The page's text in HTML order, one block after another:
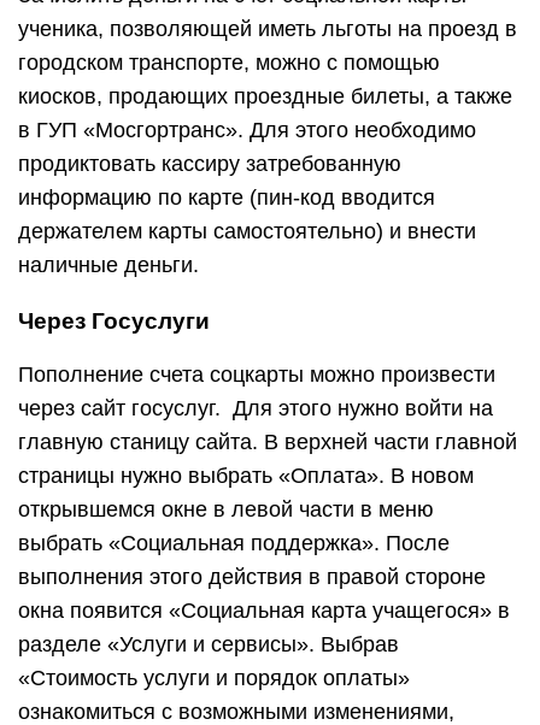
ученика, позволяющей иметь льготы на проезд в
городском транспорте, можно с помощью
киосков, продающих проездные билеты, а также
в ГУП «Мосгортранс». Для этого необходимо
продиктовать кассиру затребованную
информацию по карте (пин-код вводится
держателем карты самостоятельно) и внести
наличные деньги.
Через Госуслуги
Пополнение счета соцкарты можно произвести
через сайт госуслуг. Для этого нужно войти на
главную станицу сайта. В верхней части главной
страницы нужно выбрать «Оплата». В новом
открывшемся окне в левой части в меню
выбрать «Социальная поддержка». После
выполнения этого действия в правой стороне
окна появится «Социальная карта учащегося» в
разделе «Услуги и сервисы». Выбрав
«Стоимость услуги и порядок оплаты»
ознакомиться с возможными изменениями,